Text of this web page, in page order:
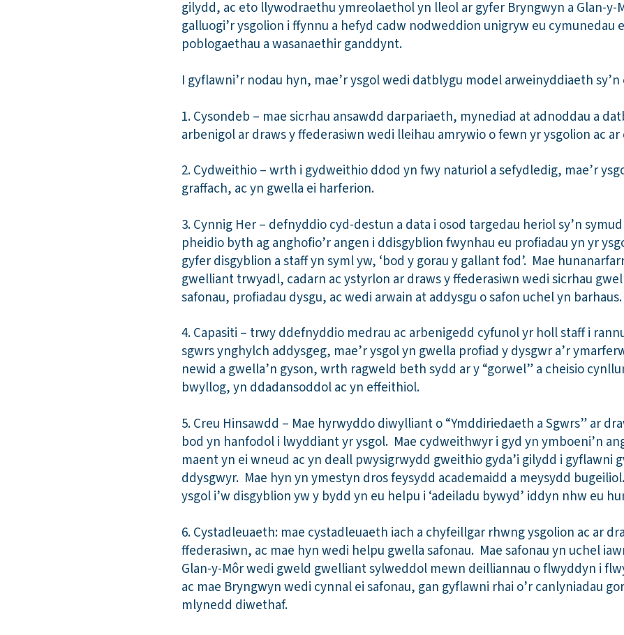
gilydd, ac eto llywodraethu ymreolaethol yn lleol ar gyfer Bryngwyn a Glan-y-
galluogi’r ysgolion i ffynnu a hefyd cadw nodweddion unigryw eu cymunedau
poblogaethau a wasanaethir ganddynt.
I gyflawni’r nodau hyn, mae’r ysgol wedi datblygu model arweinyddiaeth
1. Cysondeb – mae sicrhau ansawdd darpariaeth, mynediad at adnoddau a
arbenigol ar draws y ffederasiwn wedi lleihau amrywio o fewn yr ysgolion ac
2. Cydweithio – wrth i gydweithio ddod yn fwy naturiol a sefydledig, mae’r
graffach, ac yn gwella ei harferion.
3. Cynnig Her – defnyddio cyd-destun a data i osod targedau heriol sy’n
pheidio byth ag anghofio’r angen i ddisgyblion fwynhau eu profiadau yn yr
gyfer disgyblion a staff yn syml yw, ‘bod y gorau y gallant fod’. Mae
gwelliant trwyadl, cadarn ac ystyrlon ar draws y ffederasiwn wedi sicrhau
safonau, profiadau dysgu, ac wedi arwain at addysgu o safon uchel yn barhaus.
4. Capasiti – trwy ddefnyddio medrau ac arbenigedd cyfunol yr holl staff i
sgwrs ynghylch addysgeg, mae’r ysgol yn gwella profiad y dysgwr a’r
newid a gwella’n gyson, wrth ragweld beth sydd ar y “gorwel” a cheisio
bwyllog, yn ddadansoddol ac yn effeithiol.
5. Creu Hinsawdd – Mae hyrwyddo diwylliant o “Ymddiriedaeth a Sgwrs” ar
bod yn hanfodol i lwyddiant yr ysgol. Mae cydweithwyr i gyd yn ymboeni’n
maent yn ei wneud ac yn deall pwysigrwydd gweithio gyda’i gilydd i gyflawni
ddysgwyr. Mae hyn yn ymestyn dros feysydd academaidd a meysydd
ysgol i’w disgyblion yw y bydd yn eu helpu i ‘adeiladu bywyd’ iddyn nhw eu
6. Cystadleuaeth: mae cystadleuaeth iach a chyfeillgar rhwng ysgolion ac ar
ffederasiwn, ac mae hyn wedi helpu gwella safonau. Mae safonau yn uchel
Glan-y-Môr wedi gweld gwelliant sylweddol mewn deilliannau o flwyddyn i
ac mae Bryngwyn wedi cynnal ei safonau, gan gyflawni rhai o’r canlyniadau
mlynedd diwethaf.